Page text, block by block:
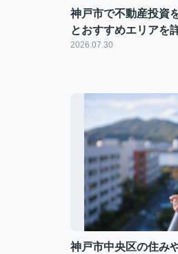
神戸市で不動産投資
とおすすめエリアを
2026.07.30
神戸市中央区の住み